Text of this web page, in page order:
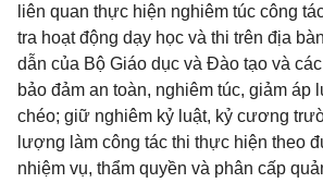
liên quan thực hiện nghiêm túc công
tra hoạt động dạy học và thi trên địa
dẫn của Bộ Giáo dục và Đào tạo và
bảo đảm an toàn, nghiêm túc, giảm áp
chéo; giữ nghiêm kỷ luật, kỷ cương
lượng làm công tác thi thực hiện theo
nhiệm vụ, thẩm quyền và phân cấp